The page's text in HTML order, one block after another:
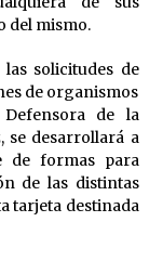
Vallejo
por la Feria de
abril al 8 de mayo
del mismo.
solicitudes de
de organismos
de la
se desarrollará a
de formas para
de las distintas
tarjeta destinada